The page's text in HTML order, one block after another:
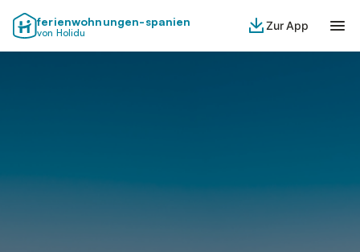
ferienwohnungen-spanien
von Holidu
Zur App